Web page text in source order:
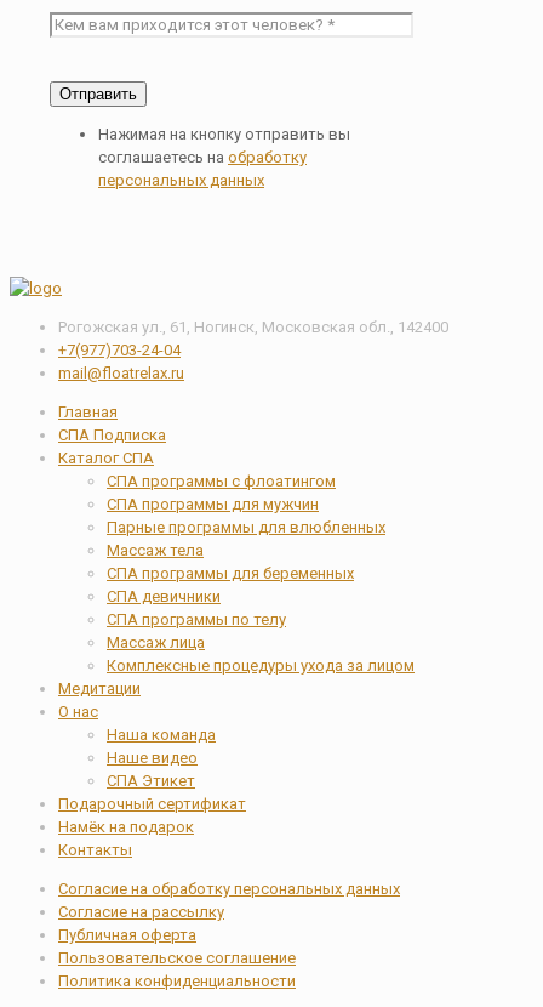
Нажимая на кнопку отправить вы
соглашаетесь на обработку
персональных данных
Рогожская ул., 61, Ногинск, Московская обл., 142400
+7(977)703-24-04
mail@floatrelax.ru
Главная
СПА Подписка
Каталог СПА
СПА программы с флоатингом
СПА программы для мужчин
Парные программы для влюбленных
Массаж тела
СПА программы для беременных
СПА девичники
СПА программы по телу
Массаж лица
Комплексные процедуры ухода за лицом
Медитации
О нас
Наша команда
Наше видео
СПА Этикет
Подарочный сертификат
Намёк на подарок
Контакты
Согласие на обработку персональных данных
Согласие на рассылку
Публичная оферта
Пользовательское соглашение
Политика конфиденциальности